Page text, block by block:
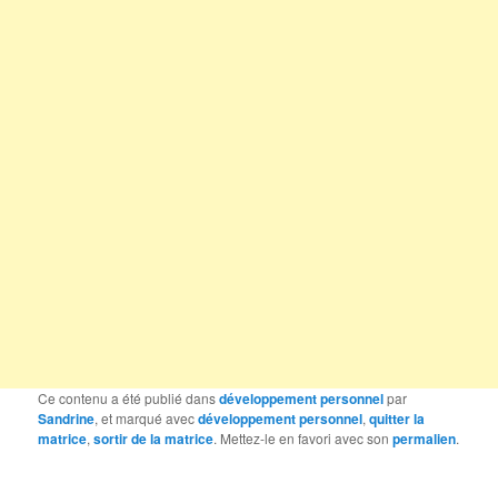
Ce contenu a été publié dansdéveloppement personnelpar
Sandrine, et marqué avecdéveloppement personnel,quitter la
matrice,sortir de la matrice. Mettez-le en favori avec sonpermalien.